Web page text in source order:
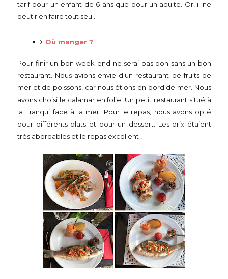
tarif pour un enfant de 6 ans que pour un adulte. Or, il ne
peut rien faire tout seul.
Où manger ?
Pour finir un bon week-end ne serai pas bon sans un bon
restaurant. Nous avions envie d'un restaurant de fruits de
mer et de poissons, car nous étions en bord de mer. Nous
avons choisi le calamar en folie. Un petit restaurant situé à
la Franqui face à la mer. Pour le repas, nous avons opté
pour différents plats et pour un dessert. Les prix étaient
très abordables et le repas excellent !